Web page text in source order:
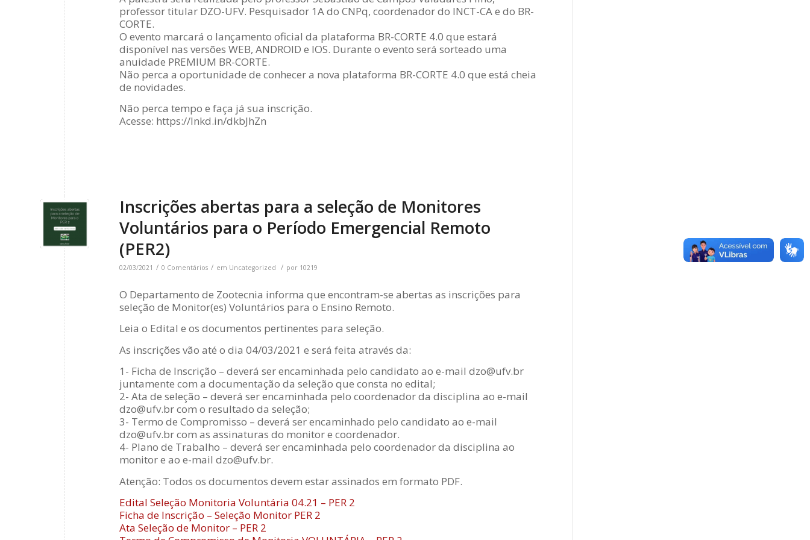
professor titular DZO-UFV. Pesquisador 1A do CNPq, coordenador do INCT-CA e do BR-
CORTE.
O evento marcará o lançamento oficial da plataforma BR-CORTE 4.0 que estará
disponível nas versões WEB, ANDROID e IOS. Durante o evento será sorteado uma
anuidade PREMIUM BR-CORTE.
Não perca a oportunidade de conhecer a nova plataforma BR-CORTE 4.0 que está cheia
de novidades.
Não perca tempo e faça já sua inscrição.
Acesse: https://lnkd.in/dkbJhZn
Inscrições abertas para a seleção de Monitores
Voluntários para o Período Emergencial Remoto
(PER2)
02/03/2021 / 0 Comentários / em Uncategorized / por 10219
O Departamento de Zootecnia informa que encontram-se abertas as inscrições para
seleção de Monitor(es) Voluntários para o Ensino Remoto.
Leia o Edital e os documentos pertinentes para seleção.
As inscrições vão até o dia 04/03/2021 e será feita através da:
1- Ficha de Inscrição – deverá ser encaminhada pelo candidato ao e-mail dzo@ufv.br
juntamente com a documentação da seleção que consta no edital;
2- Ata de seleção – deverá ser encaminhada pelo coordenador da disciplina ao e-mail
dzo@ufv.br com o resultado da seleção;
3- Termo de Compromisso – deverá ser encaminhado pelo candidato ao e-mail
dzo@ufv.br com as assinaturas do monitor e coordenador.
4- Plano de Trabalho – deverá ser encaminhada pelo coordenador da disciplina ao
monitor e ao e-mail dzo@ufv.br.
Atenção: Todos os documentos devem estar assinados em formato PDF.
Edital Seleção Monitoria Voluntária 04.21 – PER 2
Ficha de Inscrição – Seleção Monitor PER 2
Ata Seleção de Monitor – PER 2